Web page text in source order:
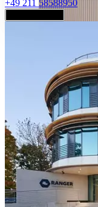
+49 211 58588950